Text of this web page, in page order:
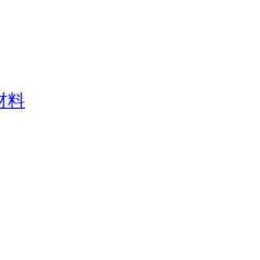
料